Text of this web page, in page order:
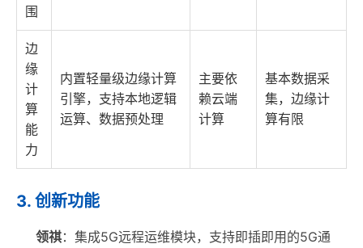
围
边
缘
计
算
能
力
内置轻量级边缘计算
引擎，支持本地逻辑
运算、数据预处理
主要依
赖云端
计算
基本数据采
集，边缘计
算有限
3. 创新功能
领祺：集成5G远程运维模块，支持即插即用的5G通